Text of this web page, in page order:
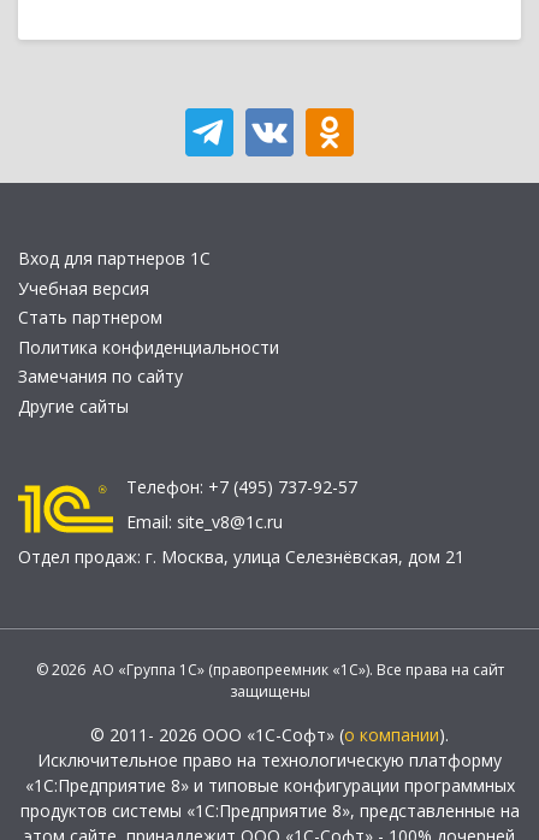
Вход для партнеров 1С
Учебная версия
Стать партнером
Политика конфиденциальности
Замечания по сайту
Другие сайты
Телефон: +7 (495) 737-92-57
Email: site_v8@1c.ru
Отдел продаж: г. Москва, улица Селезнёвская, дом 21
© 2026 АО «Группа 1С» (правопреемник «1С»). Все права на сайт
защищены
© 2011- 2026 ООО «1С-Софт» (о компании).
Исключительное право на технологическую платформу
«1С:Предприятие 8» и типовые конфигурации программных
продуктов системы «1С:Предприятие 8», представленные на